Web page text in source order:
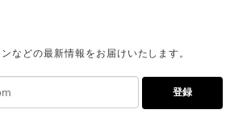
などの最新情報をお届けいたします。
登録